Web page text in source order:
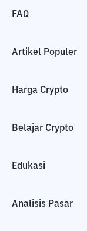
FAQ
Artikel Populer
Harga Crypto
Belajar Crypto
Edukasi
Analisis Pasar